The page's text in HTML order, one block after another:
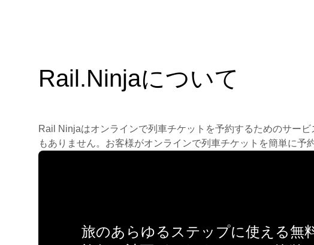
Rail.Ninjaについて
Rail Ninjaはオンラインで列車チケットを予約するためのサー
もありません。お客様がオンラインで列車チケットを簡単に予
旅のあらゆるステップに使える無